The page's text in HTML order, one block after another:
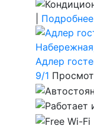
Адлер
9/1